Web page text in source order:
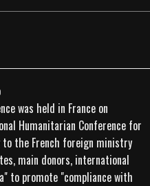
was held in France on
Humanitarian Conference for
to the French foreign ministry
main donors, international
to promote "compliance with